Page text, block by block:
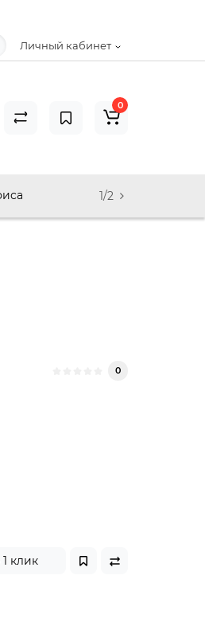
Личный кабинет
0
1/2
0
1 клик